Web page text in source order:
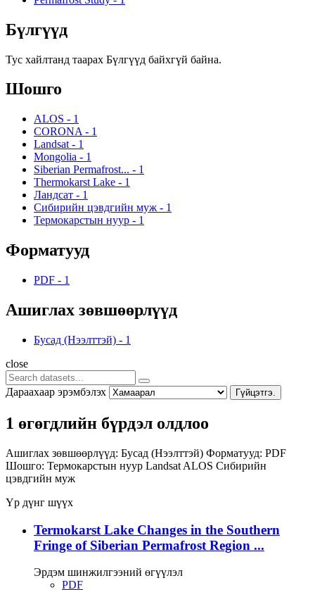
Бүлгүүд
Тус хайлтанд таарах Бүлгүүд байхгүй байна.
Шошго
ALOS - 1
CORONA - 1
Landsat - 1
Mongolia - 1
Siberian Permafrost... - 1
Thermokarst Lake - 1
Ландсат - 1
Сибирийн цэвдгийн муж - 1
Термокарстын нуур - 1
Форматууд
PDF - 1
Ашиглах зөвшөөрлүүд
Бусад (Нээлттэй) - 1
close
Дараахаар эрэмбэлэх Гүйцэтгэ.
1 өгөгдлийн бүрдэл олдлоо
Ашиглах зөвшөөрлүүд: Бусад (Нээлттэй) Форматууд: PDF
Шошго: Термокарстын нуур Landsat ALOS Сибирийн
цэвдгийн муж
Үр дүнг шүүх
Termokarst Lake Changes in the Southern
Fringe of Siberian Permafrost Region ...
Эрдэм шинжилгээний өгүүлэл
PDF